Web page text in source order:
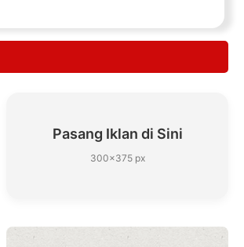
Pasang Iklan di Sini
300×375 px